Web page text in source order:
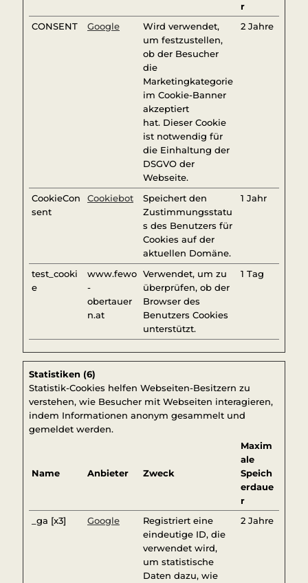
r
CONSENT
Google
Wird verwendet,
um festzustellen,
ob der Besucher
die
Marketingkategorie
im Cookie-Banner
akzeptiert
hat. Dieser Cookie
ist notwendig für
die Einhaltung der
DSGVO der
Webseite.
2 Jahre
CookieCon
sent
Cookiebot
Speichert den
Zustimmungsstatu
s des Benutzers für
Cookies auf der
aktuellen Domäne.
1 Jahr
test_cooki
e
www.fewo
-
obertauer
n.at
Verwendet, um zu
überprüfen, ob der
Browser des
Benutzers Cookies
unterstützt.
1 Tag
Statistiken (6)
Statistik-Cookies helfen Webseiten-Besitzern zu
verstehen, wie Besucher mit Webseiten interagieren,
indem Informationen anonym gesammelt und
gemeldet werden.
Name Anbieter Zweck
Maxim
ale
Speich
erdaue
r
_ga [x3]
Google
Registriert eine
eindeutige ID, die
verwendet wird,
um statistische
Daten dazu, wie
2 Jahre